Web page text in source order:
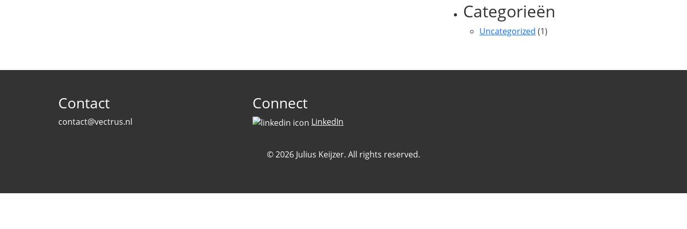
Categorieën
Uncategorized (1)
Contact
contact@vectrus.nl
Connect
LinkedIn
© 2026 Julius Keijzer. All rights reserved.